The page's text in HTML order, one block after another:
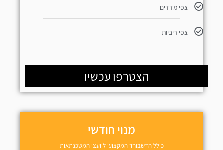
מנוי חודשי
כולל הדשבורד המקצועי ליועצי המשכנתאות
צפי מדדים
צפי ריביות
הצטרפו עכשיו